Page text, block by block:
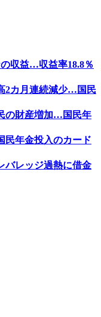
収益…収益率18.8％
2カ月連続減少…国民
の財産増加…国民年
民年金投入のカード
バレッジ過熱に借金